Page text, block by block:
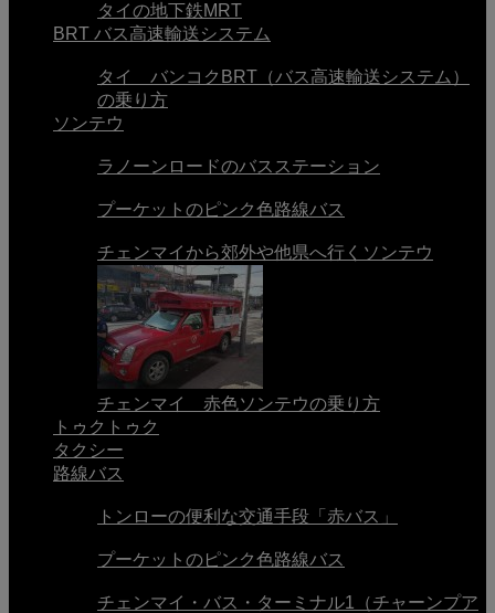
タイの地下鉄MRT
BRT バス高速輸送システム
タイ バンコクBRT（バス高速輸送システム）
の乗り方
ソンテウ
ラノーンロードのバスステーション
プーケットのピンク色路線バス
チェンマイから郊外や他県へ行くソンテウ
チェンマイ 赤色ソンテウの乗り方
トゥクトゥク
タクシー
路線バス
トンローの便利な交通手段「赤バス」
プーケットのピンク色路線バス
チェンマイ・バス・ターミナル1（チャーンプア